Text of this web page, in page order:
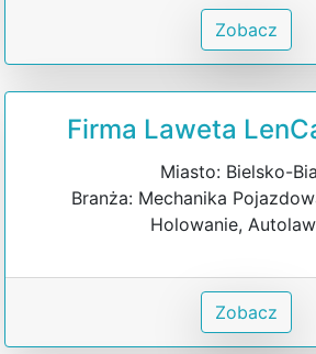
Zobacz
Firma Laweta
Miasto: Bielsko-
Branża: Mechanika
Holowanie,
Zobacz